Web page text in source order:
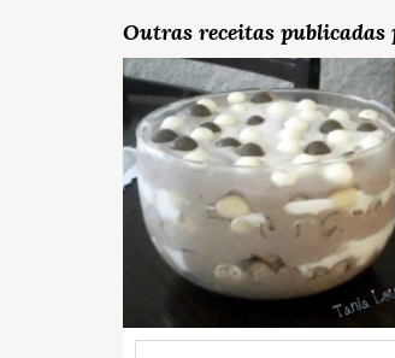
Outras receitas